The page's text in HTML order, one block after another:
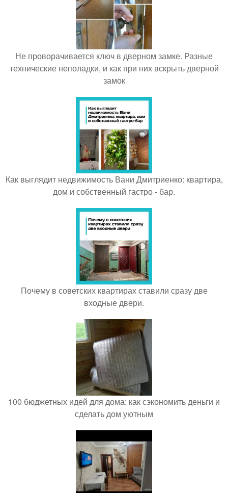
Не проворачивается ключ в дверном замке. Разные
технические неполадки, и как при них вскрыть дверной
замок
Как выглядит недвижимость Вани Дмитриенко: квартира,
дом и собственный гастро - бар.
Почему в советских квартирах ставили сразу две
входные двери.
100 бюджетных идей для дома: как сэкономить деньги и
сделать дом уютным